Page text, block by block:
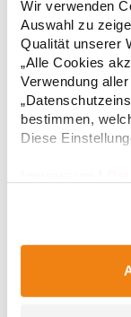
Wir verwenden
Auswahl zu
Qualität unserer
„Alle Cookies
Verwendung
bestimmen,
Diese
Rücken für
geeignet40 °C
100%
293677Hersteller:
* Preise inkl.